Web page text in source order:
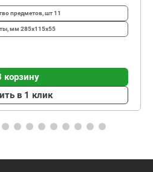
предметов, шт11
мм 285х115х55
корзину
в 1 клик